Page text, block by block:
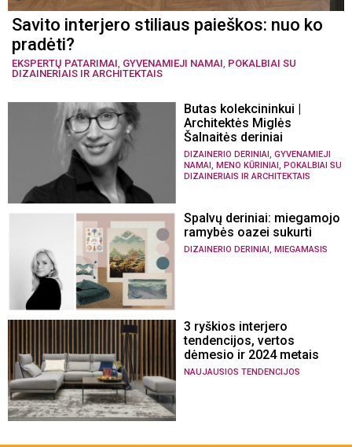
Savito interjero stiliaus paieškos: nuo ko
pradėti?
EKSPERTŲ PATARIMAI, GYVENAMIEJI NAMAI, POKALBIAI SU
DIZAINERIAIS IR ARCHITEKTAIS
Butas kolekcininkui |
Architektės Miglės
Šalnaitės deriniai
DIZAINERIO DERINIAI , GYVENAMIEJI
NAMAI , MENO KŪRINIAI , POKALBIAI SU
DIZAINERIAIS IR ARCHITEKTAIS
Spalvų deriniai: miegamojo
ramybės oazei sukurti
DIZAINERIO DERINIAI MIEGAMASIS
3 ryškios interjero
tendencijos, vertos
dėmesio ir 2024 metais
NAUJAUSIOS TENDENCIJOS